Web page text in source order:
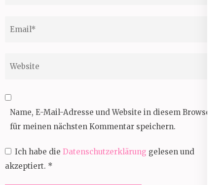
Name, E-Mail-Adresse und Website in diesem Browser
für meinen nächsten Kommentar speichern.
Ich habe die Datenschutzerklärung gelesen und
akzeptiert. *